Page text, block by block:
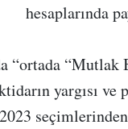
hesaplarında
“ortada
yargısı